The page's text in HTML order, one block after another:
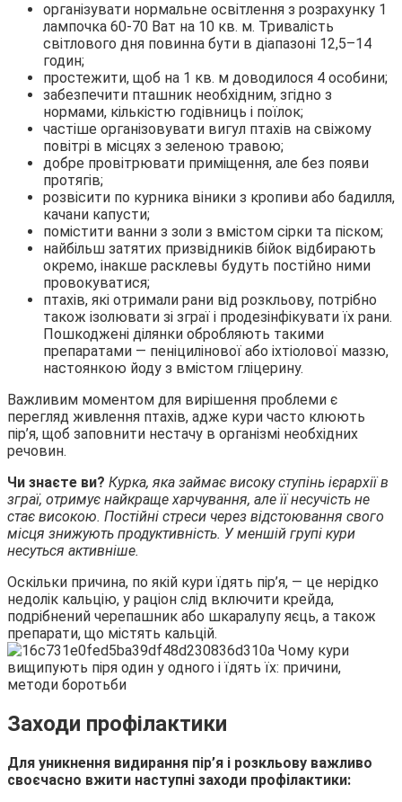
організувати нормальне освітлення з розрахунку 1
лампочка 60-70 Ват на 10 кв. м. Тривалість
світлового дня повинна бути в діапазоні 12,5–14
годин;
простежити, щоб на 1 кв. м доводилося 4 особини;
забезпечити пташник необхідним, згідно з
нормами, кількістю годівниць і поїлок;
частіше організовувати вигул птахів на свіжому
повітрі в місцях з зеленою травою;
добре провітрювати приміщення, але без появи
протягів;
розвісити по курника віники з кропиви або бадилля,
качани капусти;
помістити ванни з золи з вмістом сірки та піском;
найбільш затятих призвідників бійок відбирають
окремо, інакше расклевы будуть постійно ними
провокуватися;
птахів, які отримали рани від розкльову, потрібно
також ізолювати зі зграї і продезінфікувати їх рани.
Пошкоджені ділянки обробляють такими
препаратами — пеніцилінової або іхтіолової маззю,
настоянкою йоду з вмістом гліцерину.
Важливим моментом для вирішення проблеми є
перегляд живлення птахів, адже кури часто клюють
пір’я, щоб заповнити нестачу в організмі необхідних
речовин.
Чи знаєте ви? Курка, яка займає високу ступінь ієрархії в
зграї, отримує найкраще харчування, але її несучість не
стає високою. Постійні стреси через відстоювання свого
місця знижують продуктивність. У меншій групі кури
несуться активніше.
Оскільки причина, по якій кури їдять пір’я, — це нерідко
недолік кальцію, у раціон слід включити крейда,
подрібнений черепашник або шкаралупу яєць, а також
препарати, що містять кальцій.
Заходи профілактики
Для уникнення видирання пір’я і розкльову важливо
своєчасно вжити наступні заходи профілактики: